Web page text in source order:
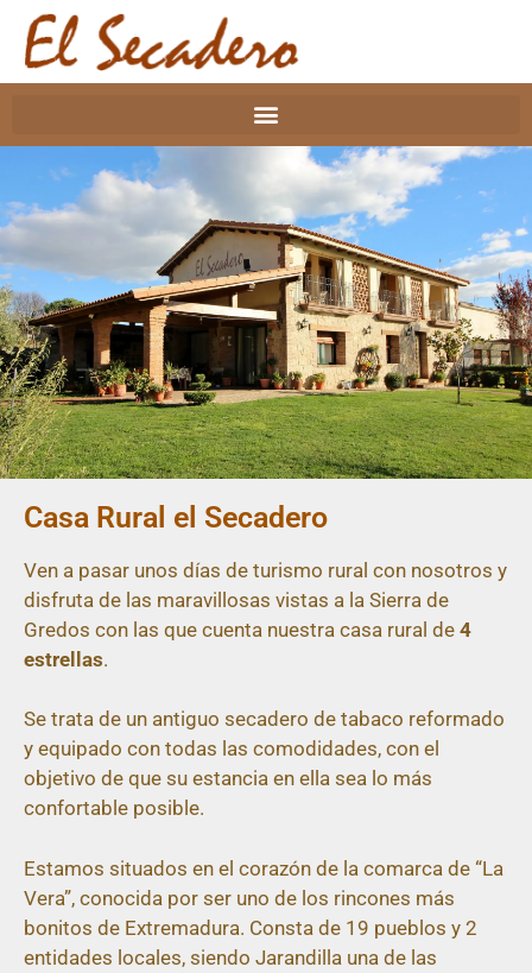
Casa Rural El
Secadero
de la Vera
Casa Rural el Secadero
Ven a pasar unos días de turismo rural con nosotros y
disfruta de las maravillosas vistas a la Sierra de
Gredos con las que cuenta nuestra casa rural de 4
estrellas.
Se trata de un antiguo secadero de tabaco reformado
y equipado con todas las comodidades, con el
objetivo de que su estancia en ella sea lo más
confortable posible.
Estamos situados en el corazón de la comarca de “La
Vera”, conocida por ser uno de los rincones más
bonitos de Extremadura. Consta de 19 pueblos y 2
entidades locales, siendo Jarandilla una de las